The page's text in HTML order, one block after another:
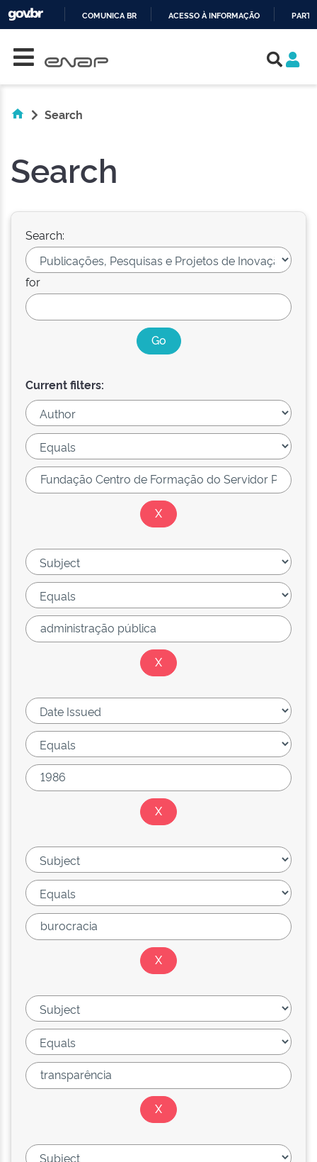
COMUNICA BR ACESSO À INFORMAÇÃO
Search
Search
Search:
for
Current filters: